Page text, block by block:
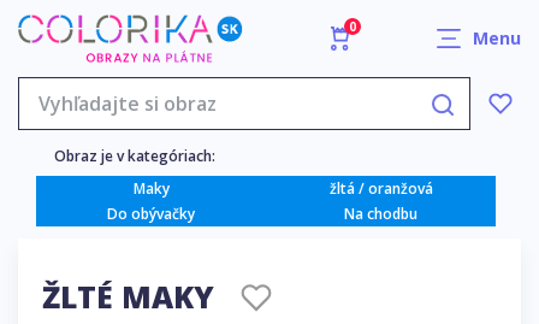
0 Menu
Obraz je v kategóriach:
Maky
žltá / oranžová
Do obývačky
Na chodbu
ŽLTÉ MAKY